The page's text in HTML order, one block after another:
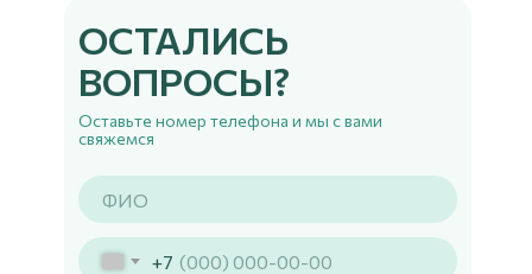
ОСТАЛИСЬ
ВОПРОСЫ?
Оставьте номер телефона и мы с вами
свяжемся
+7